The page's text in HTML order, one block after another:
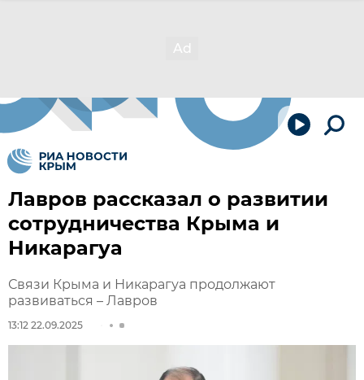
Лавров рассказал о развитии
сотрудничества Крыма и
Никарагуа
Связи Крыма и Никарагуа продолжают
развиваться – Лавров
13:12 22.09.2025